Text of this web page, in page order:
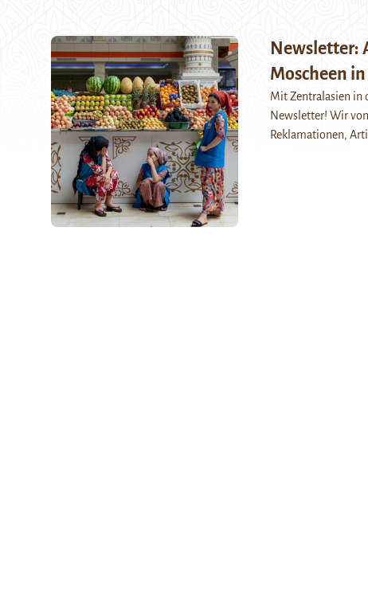
Newsletter:
Moscheen
Mit Zentralasien in
Newsletter! Wir
Reklamationen,